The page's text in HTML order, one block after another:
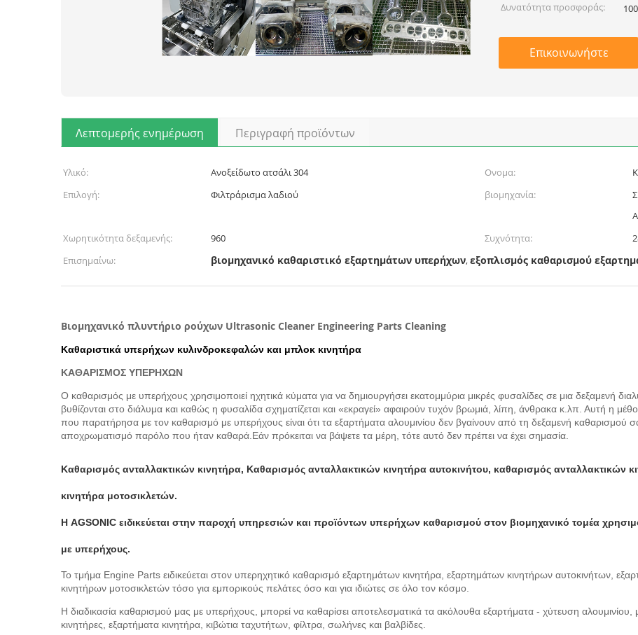
Δυνατότητα προσφοράς:
Επικοινωνήστε
Λεπτομερής ενημέρωση Περιγραφή προϊόντων
Υλικό: Ανοξείδωτο ατσάλι 304 Ονομα:
Επιλογή:
Φιλτράρισμα λαδιού βιομηχανία:
Χωρητικότητα δεξαμενής:
960 Συχνότητα:
Επισημαίνω:
βιομηχανικό καθαριστικό εξαρτημάτων υπερήχων,εξοπλισμός καθαρισμού
Βιομηχανικό πλυντήριο ρούχων Ultrasonic Cleaner Engineering Parts Cleaning
Καθαριστικά υπερήχων κυλινδροκεφαλών και μπλοκ κινητήρα
ΚΑΘΑΡΙΣΜΟΣ ΥΠΕΡΗΧΩΝ
Ο καθαρισμός με υπερήχους χρησιμοποιεί ηχητικά κύματα για να δημιουργήσει εκατομμύρια μικρές φυσαλίδες σε μια δεξαμενή
βυθίζονται στο διάλυμα και καθώς η φυσαλίδα σχηματίζεται και «εκραγεί» αφαιρούν τυχόν βρωμιά, λίπη, άνθρακα κ.λπ. Αυτή η
που παρατήρησα με τον καθαρισμό με υπερήχους είναι ότι τα εξαρτήματα αλουμινίου δεν βγαίνουν από τη δεξαμενή καθαρισμού
αποχρωματισμό παρόλο που ήταν καθαρά.Εάν πρόκειται να βάψετε τα μέρη, τότε αυτό δεν πρέπει να έχει σημασία.
Καθαρισμός ανταλλακτικών κινητήρα, Καθαρισμός ανταλλακτικών κινητήρα αυτοκινήτου, καθαρισμός ανταλλακτικών
κινητήρα μοτοσικλετών.
Η AGSONIC ειδικεύεται στην παροχή υπηρεσιών και προϊόντων υπερήχων καθαρισμού στον βιομηχανικό τομέα
με υπερήχους.
Το τμήμα Engine Parts ειδικεύεται στον υπερηχητικό καθαρισμό εξαρτημάτων κινητήρα, εξαρτημάτων κινητήρων αυτοκινήτων,
κινητήρων μοτοσικλετών τόσο για εμπορικούς πελάτες όσο και για ιδιώτες σε όλο τον κόσμο.
Η διαδικασία καθαρισμού μας με υπερήχους, μπορεί να καθαρίσει αποτελεσματικά τα ακόλουθα εξαρτήματα - χύτευση
κινητήρες, εξαρτήματα κινητήρα, κιβώτια ταχυτήτων, φίλτρα, σωλήνες και βαλβίδες.